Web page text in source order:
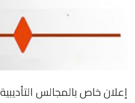
إعلان خاص بالمجالس التأديبية